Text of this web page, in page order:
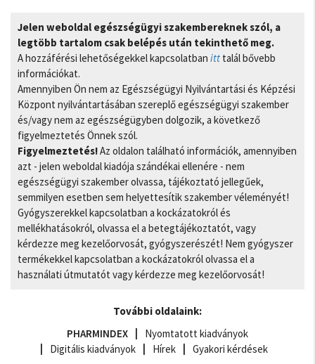
Jelen weboldal egészségügyi szakembereknek szól, a
legtöbb tartalom csak belépés után tekinthető meg.
A hozzáférési lehetőségekkel kapcsolatban itt talál bővebb
információkat.
Amennyiben Ön nem az Egészségügyi Nyilvántartási és Képzési
Központ nyilvántartásában szereplő egészségügyi szakember
és/vagy nem az egészségügyben dolgozik, a következő
figyelmeztetés Önnek szól.
Figyelmeztetés!Az oldalon található információk, amennyiben
azt - jelen weboldal kiadója szándékai ellenére - nem
egészségügyi szakember olvassa, tájékoztató jellegűek,
semmilyen esetben sem helyettesítik szakember véleményét!
Gyógyszerekkel kapcsolatban a kockázatokról és
mellékhatásokról, olvassa el a betegtájékoztatót, vagy
kérdezze meg kezelőorvosát, gyógyszerészét! Nem gyógyszer
termékekkel kapcsolatban a kockázatokról olvassa el a
használati útmutatót vagy kérdezze meg kezelőorvosát!
További oldalaink:
PHARMINDEX
Nyomtatott kiadványok
Digitális kiadványok
Hírek Gyakori kérdések